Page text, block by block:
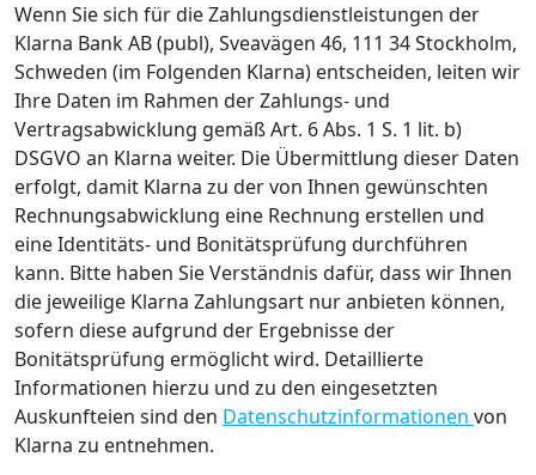
Wenn Sie sich für die Zahlungsdienstleistungen der
Klarna Bank AB (publ), Sveavägen 46, 111 34 Stockholm,
Schweden (im Folgenden Klarna) entscheiden, leiten wir
Ihre Daten im Rahmen der Zahlungs- und
Vertragsabwicklung gemäß Art. 6 Abs. 1 S. 1 lit. b)
DSGVO an Klarna weiter. Die Übermittlung dieser Daten
erfolgt, damit Klarna zu der von Ihnen gewünschten
Rechnungsabwicklung eine Rechnung erstellen und
eine Identitäts- und Bonitätsprüfung durchführen
kann. Bitte haben Sie Verständnis dafür, dass wir Ihnen
die jeweilige Klarna Zahlungsart nur anbieten können,
sofern diese aufgrund der Ergebnisse der
Bonitätsprüfung ermöglicht wird. Detaillierte
Informationen hierzu und zu den eingesetzten
Auskunfteien sind den Datenschutzinformationen von
Klarna zu entnehmen.